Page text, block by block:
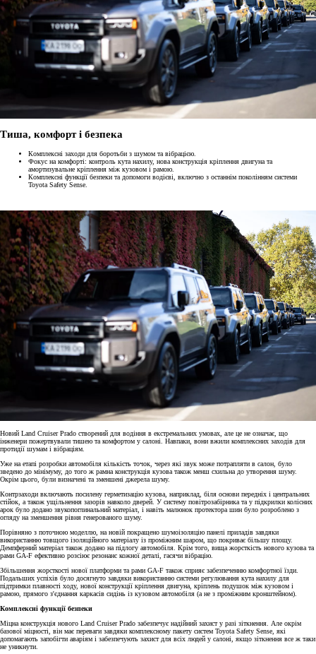
Тиша, комфорт і безпека
Комплексні заходи для боротьби з шумом та вібрацією.
Фокус на комфорті: контроль кута нахилу, нова конструкція кріплення двигуна та
амортизувальне кріплення між кузовом і рамою.
Комплексні функції безпеки та допомоги водієві, включно з останнім поколінням системи
Toyota Safety Sense.
Новий Land Cruiser Prado створений для водіння в екстремальних умовах, але це не означає, що
інженери пожертвували тишею та комфортом у салоні. Навпаки, вони вжили комплексних заходів для
протидії шумам і вібраціям.
Уже на етапі розробки автомобіля кількість точок, через які звук може потрапляти в салон, було
зведено до мінімуму, до того ж рамна конструкція кузова також менш схильна до утворення шуму.
Окрім цього, були визначені та зменшені джерела шуму.
Контрзаходи включають посилену герметизацію кузова, наприклад, біля основи передніх і центральних
стійок, а також ущільнення зазорів навколо дверей. У систему повітрозабірника та у підкрилки колісних
арок було додано звукопоглинальний матеріал, і навіть малюнок протектора шин було розроблено з
огляду на зменшення рівня генерованого шуму.
Порівняно з поточною моделлю, на новій покращено шумоізоляцію панелі приладів завдяки
використанню товщого ізоляційного матеріалу із проміжним шаром, що покриває більшу площу.
Демпферний матеріал також додано на підлогу автомобіля. Крім того, вища жорсткість нового кузова та
рами GA-F ефективно розсіює резонанс кожної деталі, гасячи вібрацію.
Збільшення жорсткості нової платформи та рами GA-F також сприяє забезпеченню комфортної їзди.
Подальших успіхів було досягнуто завдяки використанню системи регулювання кута нахилу для
підтримки плавності ходу, нової конструкції кріплення двигуна, кріплень подушок між кузовом і
рамою, прямого з'єднання каркасів сидінь із кузовом автомобіля (а не з проміжним кронштейном).
Комплексні функції безпеки
Міцна конструкція нового Land Cruiser Prado забезпечує надійний захист у разі зіткнення. Але окрім
базової міцності, він має переваги завдяки комплексному пакету систем Toyota Safety Sense, які
допомагають запобігти аваріям і забезпечують захист для всіх людей у салоні, якщо зіткнення все ж таки
не уникнути.